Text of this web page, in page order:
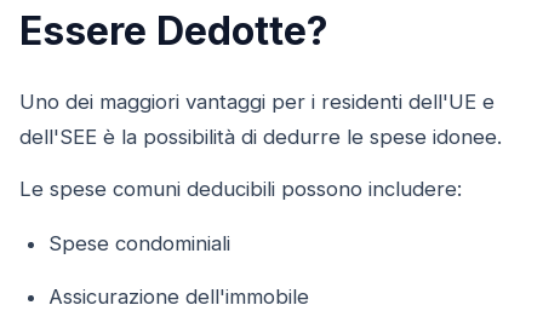
Essere Dedotte?
Uno dei maggiori vantaggi per i residenti dell'UE e
dell'SEE è la possibilità di dedurre le spese idonee.
Le spese comuni deducibili possono includere:
Spese condominiali
Assicurazione dell'immobile